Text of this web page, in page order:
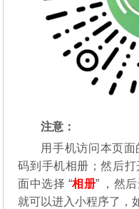
注意：
用手机访问本页
码到手机相册；然后
面中选择 “相册” ，然
就可以进入小程序了，